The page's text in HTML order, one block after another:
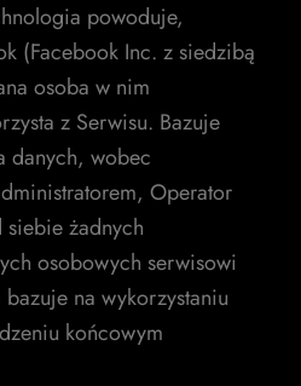
powoduje,
(Facebook Inc. z siedzibą
osoba w nim
z Serwisu. Bazuje
danych, wobec
Operator
żadnych
osobowych serwisowi
bazuje na wykorzystaniu
końcowym